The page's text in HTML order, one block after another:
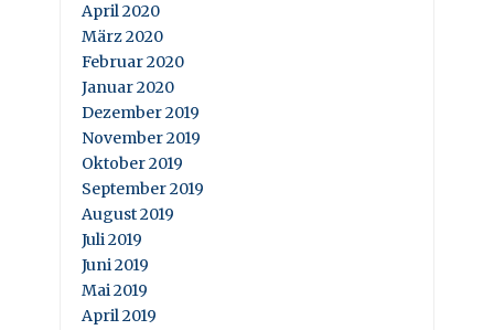
April 2020
März 2020
Februar 2020
Januar 2020
Dezember 2019
November 2019
Oktober 2019
September 2019
August 2019
Juli 2019
Juni 2019
Mai 2019
April 2019